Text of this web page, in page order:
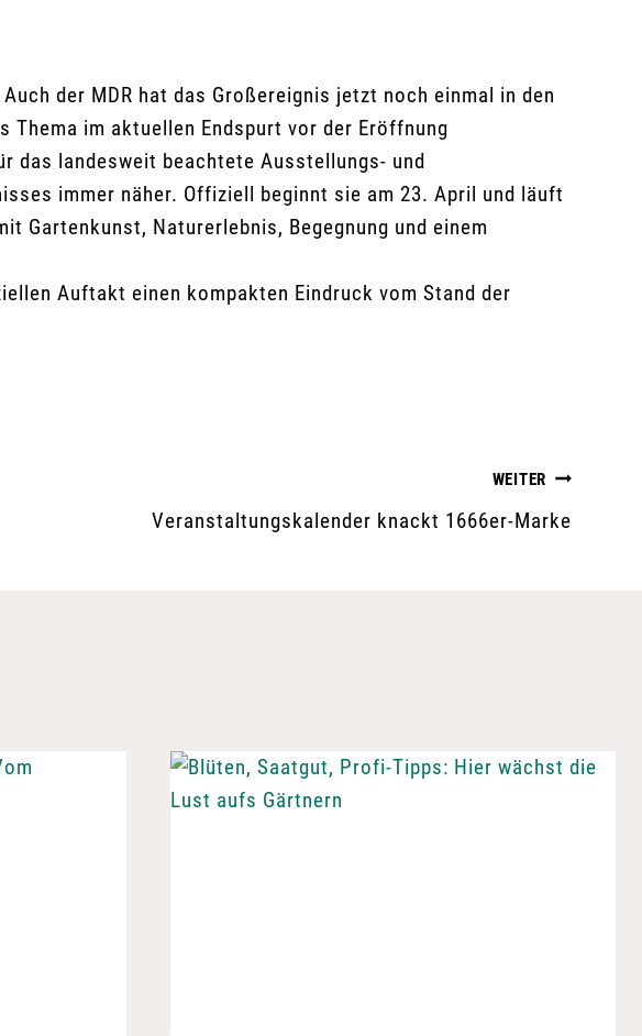
der MDR hat das Großereignis jetzt noch einmal in den
Thema im aktuellen Endspurt vor der Eröffnung
das landesweit beachtete Ausstellungs- und
immer näher. Offiziell beginnt sie am 23. April und läuft
Gartenkunst, Naturerlebnis, Begegnung und einem
Auftakt einen kompakten Eindruck vom Stand der
WEITER
Veranstaltungskalender knackt 1666er-Marke